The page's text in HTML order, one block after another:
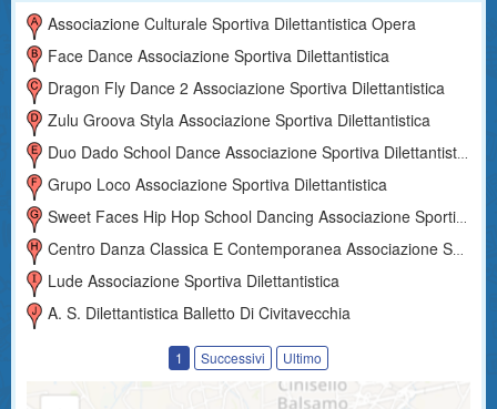
Associazione Culturale Sportiva Dilettantistica Opera
Face Dance Associazione Sportiva Dilettantistica
Dragon Fly Dance 2 Associazione Sportiva Dilettantistica
Zulu Groova Styla Associazione Sportiva Dilettantistica
Duo Dado School Dance Associazione Sportiva Dilettantistica
Grupo Loco Associazione Sportiva Dilettantistica
Sweet Faces Hip Hop School Dancing Associazione Sportiva Dilettantistica
Centro Danza Classica E Contemporanea Associazione Sportiva Dilettantistica
Lude Associazione Sportiva Dilettantistica
A. S. Dilettantistica Balletto Di Civitavecchia
1 Successivi Ultimo